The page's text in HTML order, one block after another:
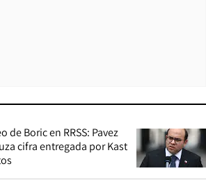
de Boric en RRSS: Pavez
cifra entregada por Kast